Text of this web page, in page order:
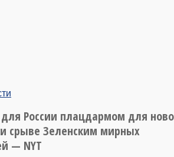
для России плацдармом для
срыве Зеленским мирных
— NYT